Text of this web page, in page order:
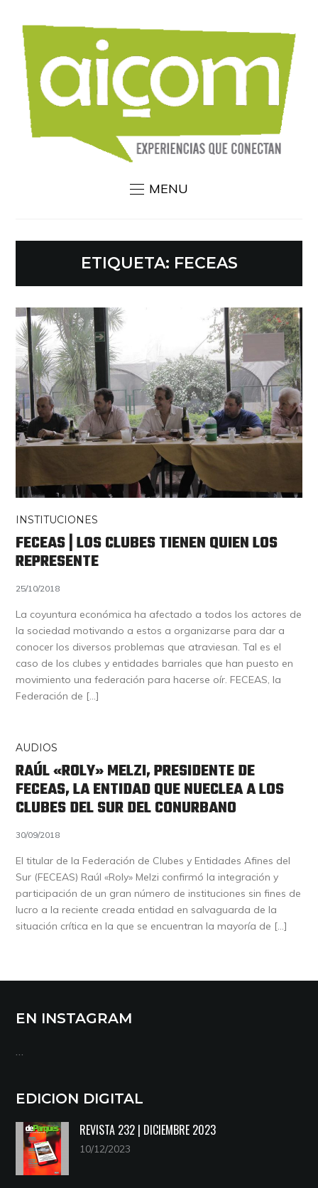
MENU
ETIQUETA: FECEAS
INSTITUCIONES
FECEAS | LOS CLUBES TIENEN QUIEN LOS
REPRESENTE
25/10/2018
La coyuntura económica ha afectado a todos los actores de
la sociedad motivando a estos a organizarse para dar a
conocer los diversos problemas que atraviesan. Tal es el
caso de los clubes y entidades barriales que han puesto en
movimiento una federación para hacerse oír. FECEAS, la
Federación de […]
AUDIOS
RAÚL «ROLY» MELZI, PRESIDENTE DE
FECEAS, LA ENTIDAD QUE NUECLEA A LOS
CLUBES DEL SUR DEL CONURBANO
30/09/2018
El titular de la Federación de Clubes y Entidades Afines del
Sur (FECEAS) Raúl «Roly» Melzi confirmó la integración y
participación de un gran número de instituciones sin fines de
lucro a la reciente creada entidad en salvaguarda de la
situación crítica en la que se encuentran la mayoría de […]
EN INSTAGRAM
…
EDICION DIGITAL
REVISTA 232 | DICIEMBRE 2023
10/12/2023